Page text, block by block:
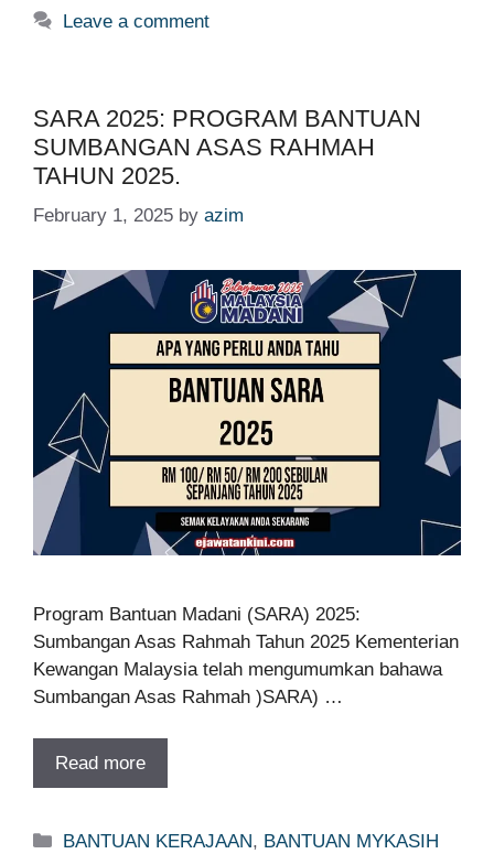
Leave a comment
SARA 2025: PROGRAM BANTUAN
SUMBANGAN ASAS RAHMAH
TAHUN 2025.
February 1, 2025 by azim
Program Bantuan Madani (SARA) 2025:
Sumbangan Asas Rahmah Tahun 2025 Kementerian
Kewangan Malaysia telah mengumumkan bahawa
Sumbangan Asas Rahmah )SARA) …
Read more
Categories
BANTUAN KERAJAAN, BANTUAN MYKASIH